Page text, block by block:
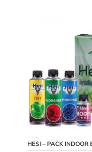
HESI – PACK INDOOR